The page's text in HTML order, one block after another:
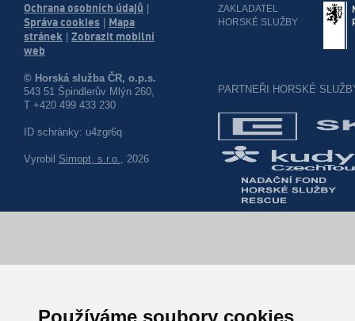
Používáme soubory cookies
Ochrana osobních údajů
Správa cookies
Mapa
stránek
Zobrazit mobilní
web
© Horská služba ČR, o.p.s.
543 51 Špindlerův Mlýn 260,
T +420 499 433 230
ID schránky: u4zgr6q
Vyrobil Simopt, s.r.o., 2026
ZAKLADATEL
HORSKÉ SLUŽBY
PARTNEŘI HORSKÉ